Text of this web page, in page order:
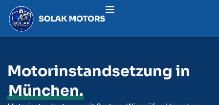
Motorinstandsetzung in
München.